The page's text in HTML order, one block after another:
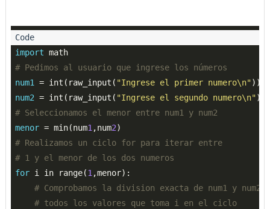
import
math
# Pedimos al usuario que ingrese los números
num1
= int(raw_input( "Ingrese el primer numero\n"
num2 = int(raw_input( "Ingrese el segundo numero\n"
# Seleccionamos el menor entre num1 y num2
menor = min(num1 ,num2
# Realizamos un ciclo for para iterar entre
# 1 y el menor de los dos numeros
for i in range(1 ,menor):
# Comprobamos la division exacta de num1 y num2
# todos los valores que toma i en el ciclo